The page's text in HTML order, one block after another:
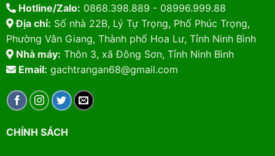
Hotline/Zalo: 0868.398.889 - 08996.999.88
Địa chỉ: Số nhà 22B, Lý Tự Trọng, Phố Phúc Trọng,
Phường Vân Giang, Thành phố Hoa Lư, Tỉnh Ninh Bình
Nhà máy: Thôn 3, xã Đông Sơn, Tỉnh Ninh Bình
Email: gachtrangan68@gmail.com
CHÍNH SÁCH